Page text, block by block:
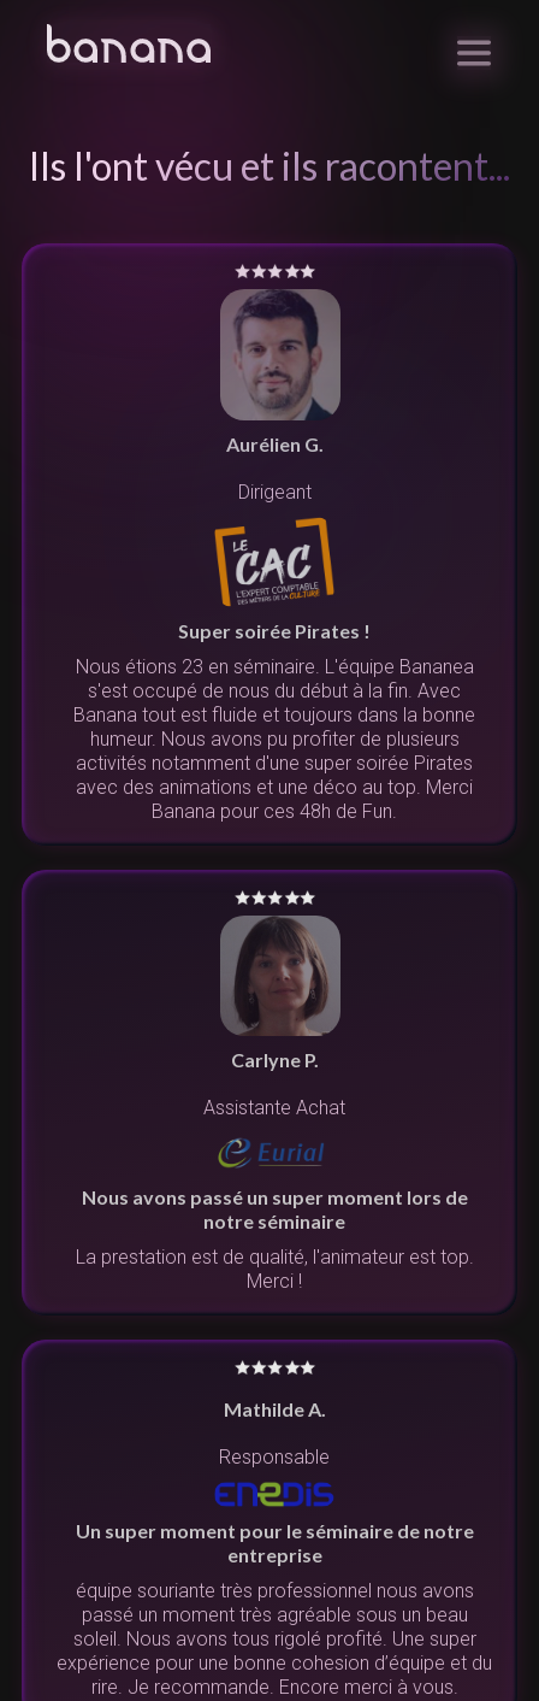
Ils l'ont vécu et ils racontent...
Aurélien G.
Dirigeant
Super soirée Pirates !
Nous étions 23 en séminaire. L'équipe Bananea
s'est occupé de nous du début à la fin. Avec
Banana tout est fluide et toujours dans la bonne
humeur. Nous avons pu profiter de plusieurs
activités notamment d'une super soirée Pirates
avec des animations et une déco au top. Merci
Banana pour ces 48h de Fun.
Carlyne P.
Assistante Achat
Nous avons passé un super moment lors de
notre séminaire
La prestation est de qualité, l'animateur est top.
Merci !
Mathilde A.
Responsable
Un super moment pour le séminaire de notre
entreprise
équipe souriante très professionnel nous avons
passé un moment très agréable sous un beau
soleil. Nous avons tous rigolé profité. Une super
expérience pour une bonne cohesion d’équipe et du
rire. Je recommande. Encore merci à vous.